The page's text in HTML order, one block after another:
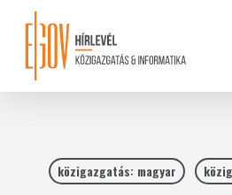
content
közigazgatás: magyar